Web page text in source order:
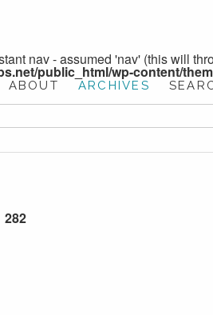
nav - assumed 'nav' (this will
public_html/wp-content/
ABOUT ARCHIVES
282